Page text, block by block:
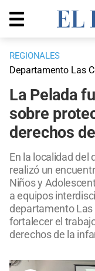
REGIONALES
Departamento Las
La Pelada
sobre
derechos
En la localidad del
realizó un
Niños y
a equipos
departamento Las
fortalecer el
derechos de la